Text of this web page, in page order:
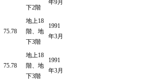
下2階
年9月
75.78
地上18
階、地
下3階
1991
年3月
75.78
地上18
階、地
下3階
1991
年3月